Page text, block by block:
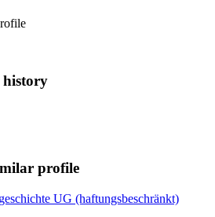
history
profile
UG (haftungsbeschränkt)